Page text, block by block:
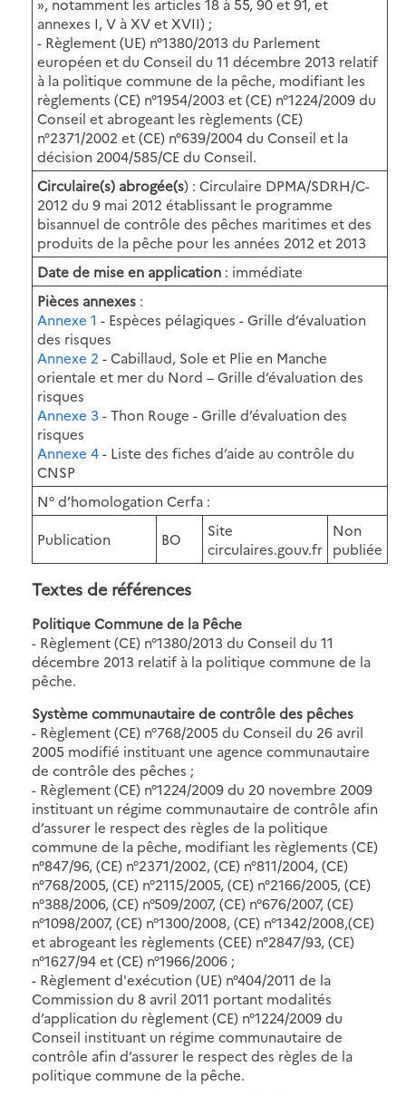
annexes I, V à XV et XVII) ;
- Règlement (UE) n°1380/2013 du Parlement
européen et du Conseil du 11 décembre 2013 relatif
à la politique commune de la pêche, modifiant les
règlements (CE) n°1954/2003 et (CE) n°1224/2009 du
Conseil et abrogeant les règlements (CE)
n°2371/2002 et (CE) n°639/2004 du Conseil et la
décision 2004/585/CE du Conseil.
Circulaire(s) abrogée(s) : Circulaire DPMA/SDRH/C-
2012 du 9 mai 2012 établissant le programme
bisannuel de contrôle des pêches maritimes et des
produits de la pêche pour les années 2012 et 2013
Date de mise en application : immédiate
Pièces annexes :
Annexe 1 - Espèces pélagiques - Grille d’évaluation
des risques
Annexe 2 - Cabillaud, Sole et Plie en Manche
orientale et mer du Nord – Grille d’évaluation des
risques
Annexe 3 - Thon Rouge - Grille d’évaluation des
risques
Annexe 4- Liste des fiches d’aide au contrôle du
CNSP
N° d’homologation Cerfa :
Publication
BO
Site
circulaires.gouv.fr
Non
publiée
Textes de références
Politique Commune de la Pêche
- Règlement (CE) n°1380/2013 du Conseil du 11
décembre 2013 relatif à la politique commune de la
pêche.
Système communautaire de contrôle des pêches
- Règlement (CE) n°768/2005 du Conseil du 26 avril
2005 modifié instituant une agence communautaire
de contrôle des pêches ;
- Règlement (CE) n°1224/2009 du 20 novembre 2009
instituant un régime communautaire de contrôle afin
d’assurer le respect des règles de la politique
commune de la pêche, modifiant les règlements (CE)
n°847/96, (CE) n°2371/2002, (CE) n°811/2004, (CE)
n°768/2005, (CE) n°2115/2005, (CE) n°2166/2005, (CE)
n°388/2006, (CE) n°509/2007, (CE) n°676/2007, (CE)
n°1098/2007, (CE) n°1300/2008, (CE) n°1342/2008,(CE)
et abrogeant les règlements (CEE) n°2847/93, (CE)
n°1627/94 et (CE) n°1966/2006 ;
- Règlement d'exécution (UE) n°404/2011 de la
Commission du 8 avril 2011 portant modalités
d’application du règlement (CE) n°1224/2009 du
Conseil instituant un régime communautaire de
contrôle afin d’assurer le respect des règles de la
politique commune de la pêche.